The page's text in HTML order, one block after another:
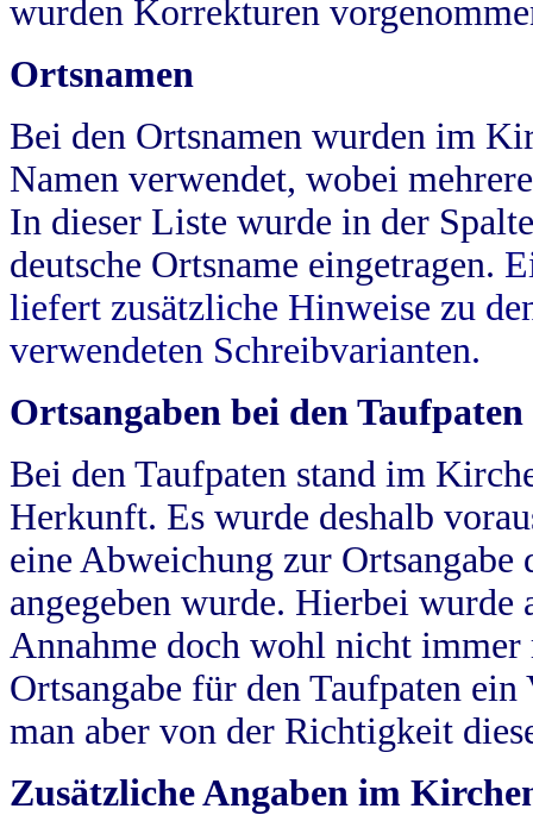
wurden Korrekturen
Ortsnamen
Bei den Ortsnamen wurden im
Namen verwendet, wobei
In dieser Liste wurde in der
deutsche Ortsname eingetragen.
liefert zusätzliche Hinweise zu
verwendeten Schreibvarianten.
Ortsangaben bei den Taufpaten
Bei den Taufpaten stand im
Herkunft. Es wurde deshalb
eine Abweichung zur
angegeben wurde. Hierbei wurde
Annahme doch wohl nicht
Ortsangabe für den Taufpaten
man aber von der Richtigkeit
Zusätzliche Angaben im